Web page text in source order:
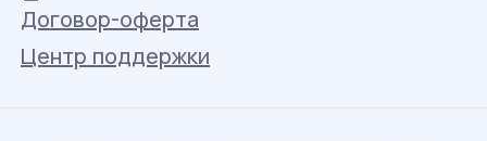
Договор-оферта
Центр поддержки